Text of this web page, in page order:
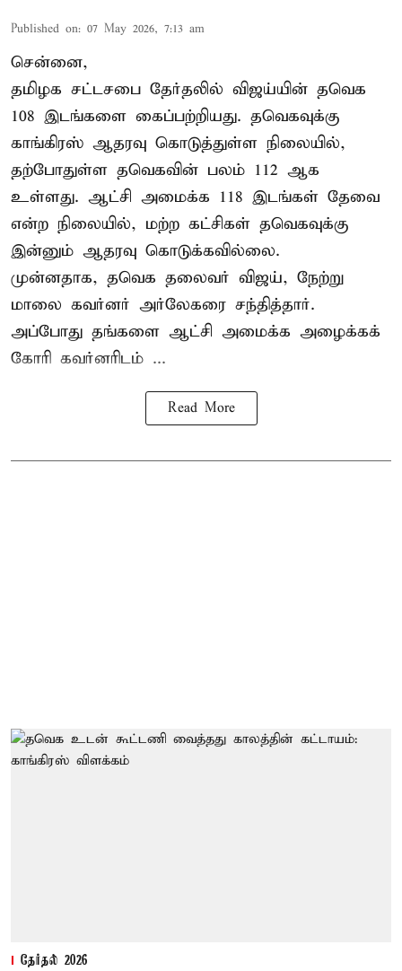
Published on: 07 May 2026, 7:13 am
சென்னை,
தமிழக சட்டசபை தேர்தலில் விஜய்யின் தவெக
108 இடங்களை கைப்பற்றியது. தவெகவுக்கு
காங்கிரஸ் ஆதரவு கொடுத்துள்ள நிலையில்,
தற்போதுள்ள தவெகவின் பலம் 112 ஆக
உள்ளது. ஆட்சி அமைக்க 118 இடங்கள் தேவை
என்ற நிலையில், மற்ற கட்சிகள் தவெகவுக்கு
இன்னும் ஆதரவு கொடுக்கவில்லை.
முன்னதாக, தவெக தலைவர் விஜய், நேற்று
மாலை கவர்னர் அர்லேகரை சந்தித்தார்.
அப்போது தங்களை ஆட்சி அமைக்க அழைக்கக்
கோரி கவர்னரிடம் ...
Read More
தேர்தல் 2026